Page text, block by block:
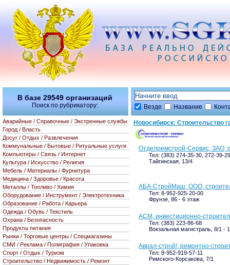
Везде Название
Новосибирск: Строительство
Отделремстрой-Сервис, ЗАО,
Тел: (383) 274-35-30, 272-39-
Тайгинская, 13/4
АБА-СтройМаш, ООО,
Тел: 8-952-925-20-00
Фрунзе, 86 - 6 этаж
АСМ, инвестиционно-
Тел: (383) 223-86-68
Вокзальная магистраль, 8/1 -
Аврал-строй!, ремонтно-
Тел: 8-952-919-57-11
Римского-Корсакова, 7/1
В базе 29549 организаций
Поиск по рубрикатору:
Аварийные / Справочные / Экстренные службы
Город / Власть
Досуг / Отдых / Развлечения
Коммунальные / Бытовые / Ритуальные услуги
Компьютеры / Связь / Интернет
Культура / Искусство / Религия
Мебель / Материалы / Фурнитура
Медицина / Здоровье / Красота
Металлы / Топливо / Химия
Оборудование / Инструмент / Электротехника
Образование / Работа / Карьера
Одежда / Обувь / Текстиль
Охрана / Безопасность
Продукты питания
Рынки / Торговые центры / Спецмагазины
СМИ / Реклама / Полиграфия / Упаковка
Спорт / Отдых / Туризм
Строительство / Недвижимость / Ремонт